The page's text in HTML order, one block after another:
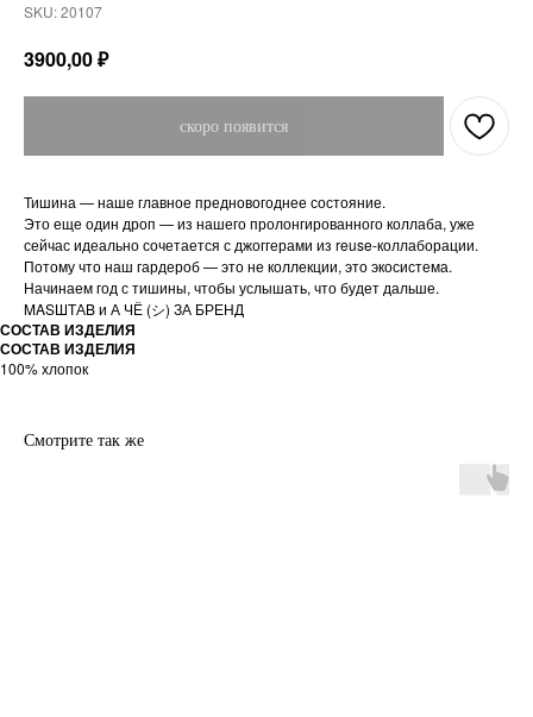
SKU:20107
3900,00₽
Тишина — наше главное предновогоднее состояние.
Это еще один дроп — из нашего пролонгированного коллаба, уже
сейчас идеально сочетается с джоггерами из reuse-коллаборации.
Потому что наш гардероб — это не коллекции, это экосистема.
Начинаем год с тишины, чтобы услышать, что будет дальше.
MASШТАB и А ЧЁ (シ) ЗА БРЕНД
СОСТАВ ИЗДЕЛИЯ
СОСТАВ ИЗДЕЛИЯ
100% хлопок
Смотрите так же